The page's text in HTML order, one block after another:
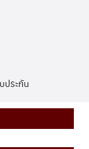
ประกัน